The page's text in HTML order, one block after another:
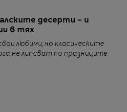
десерти – и
в тях
любими, но класическите
не липсват по празниците